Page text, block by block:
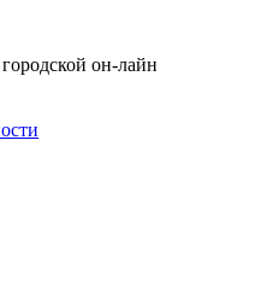
он-лайн